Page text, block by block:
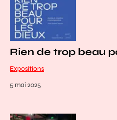
Rien de trop beau
Expositions
5 mai 2025